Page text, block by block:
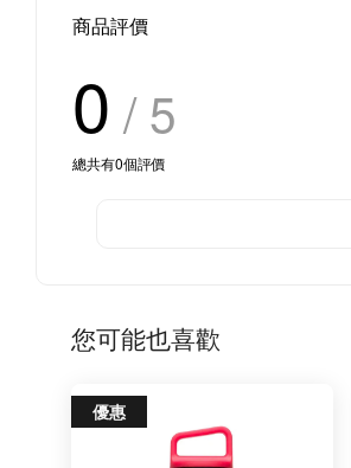
商品評價
0 / 5
總共有0個評價
您可能也喜歡
優惠